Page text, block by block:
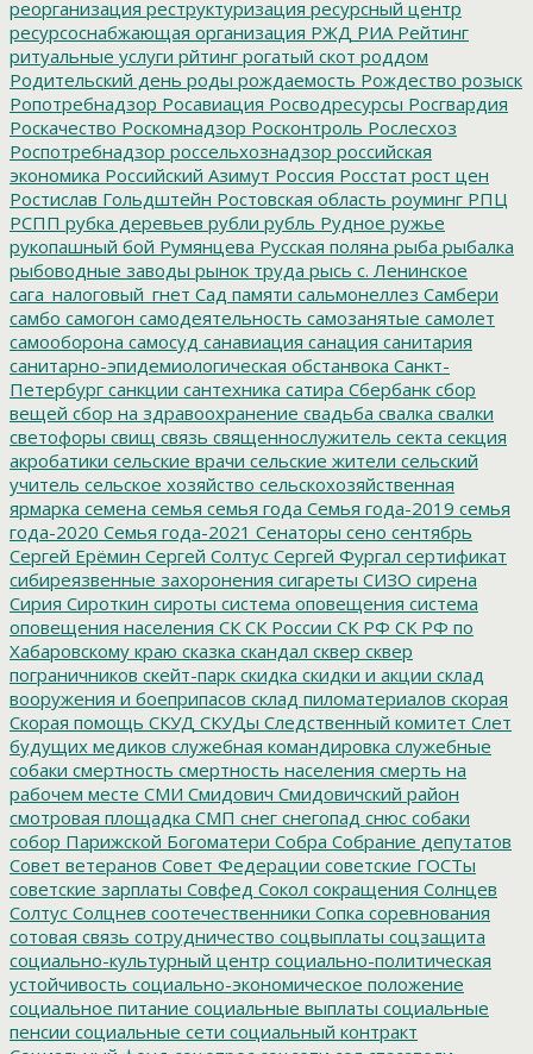
реорганизация реструктуризация ресурсный центр
ресурсоснабжающая организация РЖД РИА Рейтинг
ритуальные услуги рйтинг рогатый скот роддом
Родительский день роды рождаемость Рождество розыск
Ропотребнадзор Росавиация Росводресурсы Росгвардия
Роскачество Роскомнадзор Росконтроль Рослесхоз
Роспотребнадзор россельхознадзор российская
экономика Российский Азимут Россия Росстат рост цен
Ростислав Гольдштейн Ростовская область роуминг РПЦ
РСПП рубка деревьев рубли рубль Рудное ружье
рукопашный бой Румянцева Русская поляна рыба рыбалка
рыбоводные заводы рынок труда рысь с. Ленинское
сага_налоговый_гнет Сад памяти сальмонеллез Самбери
самбо самогон самодеятельность самозанятые самолет
самооборона самосуд санавиация санация санитария
санитарно-эпидемиологическая обстанвока Санкт-
Петербург санкции сантехника сатира Сбербанк сбор
вещей сбор на здравоохранение свадьба свалка свалки
светофоры свищ связь священнослужитель секта секция
акробатики сельские врачи сельские жители сельский
учитель сельское хозяйство сельскохозяйственная
ярмарка семена семья семья года Семья года-2019 семья
года-2020 Семья года-2021 Сенаторы сено сентябрь
Сергей Ерёмин Сергей Солтус Сергей Фургал сертификат
сибиреязвенные захоронения сигареты СИЗО сирена
Сирия Сироткин сироты система оповещения система
оповещения населения СК СК России СК РФ СК РФ по
Хабаровскому краю сказка скандал сквер сквер
пограничников скейт-парк скидка скидки и акции склад
вооружения и боеприпасов склад пиломатериалов скорая
Скорая помощь СКУД СКУДы Следственный комитет Слет
будущих медиков служебная командировка служебные
собаки смертность смертность населения смерть на
рабочем месте СМИ Смидович Смидовичский район
смотровая площадка СМП снег снегопад снюс собаки
собор Парижской Богоматери Собра Собрание депутатов
Совет ветеранов Совет Федерации советские ГОСТы
советские зарплаты Совфед Сокол сокращения Солнцев
Солтус Солцнев соотечественники Сопка соревнования
сотовая связь сотрудничество соцвыплаты соцзащита
социально-культурный центр социально-политическая
устойчивость социально-экономическое положение
социальное питание социальные выплаты социальные
пенсии социальные сети социальный контракт